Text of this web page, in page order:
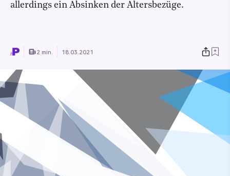
allerdings ein Absinken der Altersbezüge.
2 min. 18.03.2021